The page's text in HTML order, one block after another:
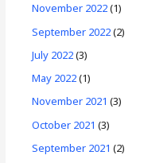
November 2022(1)
September 2022(2)
July 2022(3)
May 2022(1)
November 2021 (3)
October 2021 (3)
September 2021 (2)